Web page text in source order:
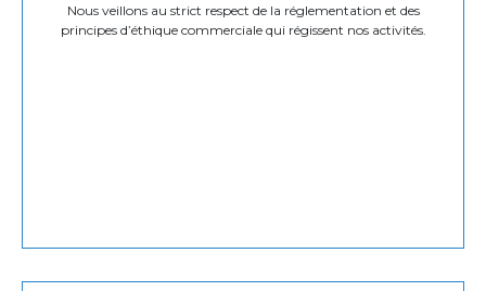
Nous veillons au strict respect de la réglementation et des
principes d’éthique commerciale qui régissent nos activités.